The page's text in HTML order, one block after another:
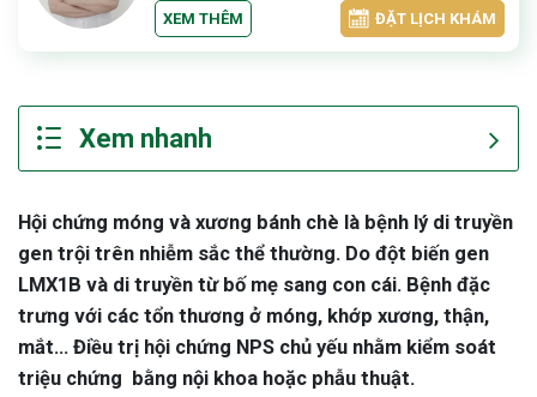
XEM THÊM ĐẶT LỊCH KHÁM
Hội chứng móng và xương bánh chè là bệnh lý di truyền
gen trội trên nhiễm sắc thể thường. Do đột biến gen
LMX1B và di truyền từ bố mẹ sang con cái. Bệnh đặc
trưng với các tổn thương ở móng, khớp xương, thận,
mắt... Điều trị hội chứng NPS chủ yếu nhằm kiểm soát
triệu chứng bằng nội khoa hoặc phẫu thuật.